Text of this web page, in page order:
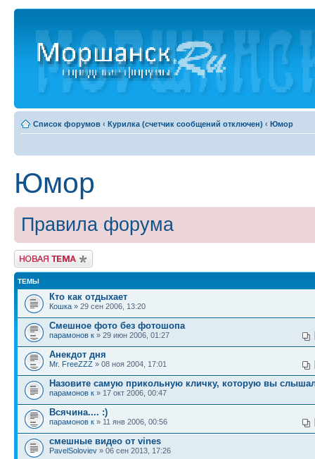
Список форумов ‹ Курилка (счетчик сообщений отключен) ‹ Юмор
Юмор
Правила форума
Новая тема
ТЕМЫ
Кто как отдыхает
Кошка » 29 сен 2006, 13:20
Смешное фото без фотошопа
парамонов к » 29 июн 2006, 01:27
Анекдот дня
Mr. FreeZZZ » 08 ноя 2004, 17:01
Назовите самую прикольную кличку, которую вы
парамонов к » 17 окт 2006, 00:47
Всячина.... :)
парамонов к » 11 янв 2006, 00:56
смешные видео от vines
PavelSoloviev » 06 сен 2013, 17:26